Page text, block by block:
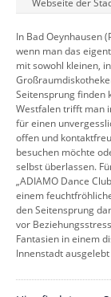
Webseite der
In Bad Oeynhausen
wenn man das
mit sowohl kleinen,
Seitensprung finden
Westfalen trifft man
für einen
offen und
besuchen möchte
selbst überlassen.
„ADIAMO Dance
einem
den Seitensprung
vor
Fantasien in einem
Innenstadt